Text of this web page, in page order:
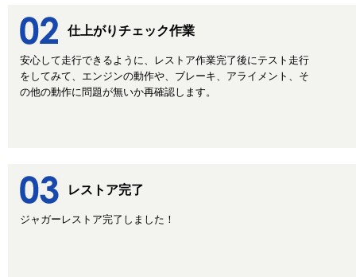
仕上がりチェック作業
安心して走行できるように、レストア作業完了後にテスト走行
をしてみて、エンジンの動作や、ブレーキ、アライメント、そ
の他の動作に問題が無いか再確認します。
レストア完了
ジャガーレストア完了しました！